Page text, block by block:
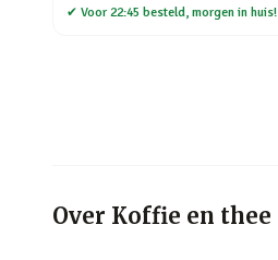
✔ Voor 22:45 besteld, morgen in huis!
Over Koffie en thee